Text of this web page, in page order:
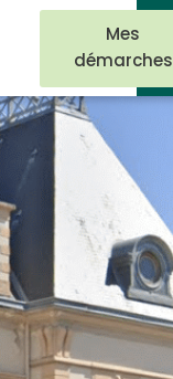
Mes
démarches